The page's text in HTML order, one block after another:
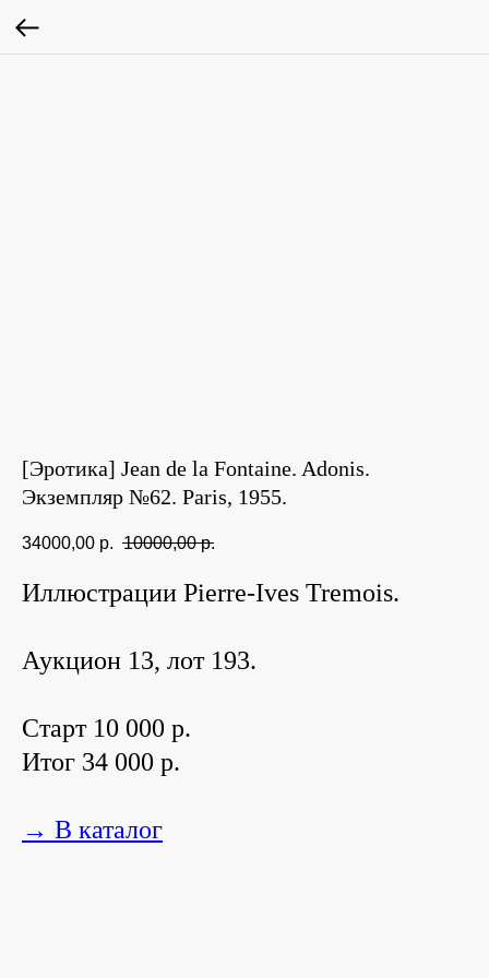
[Эротика] Jean de la Fontaine. Adonis.
Экземпляр №62. Paris, 1955.
34000,00 р. 10000,00 р.
Иллюстрации Pierre-Ives Tremois.
Аукцион 13, лот 193.
Старт 10 000 р.
Итог 34 000 р.
→ В каталог